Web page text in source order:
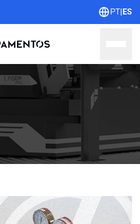
PT|ES
Sobre nosotros
Líneas
Contacto